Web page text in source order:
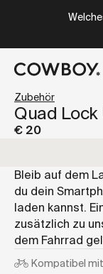
abereine
Quad
€ 20
Bleib auf dem
du dein
laden kannst.
zusätzlich zu
dem Fahrrad
Kompatibel mit
Zubehör